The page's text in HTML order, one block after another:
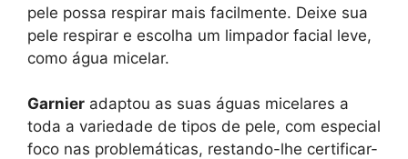
pele possa respirar mais facilmente. Deixe sua
pele respirar e escolha um limpador facial leve,
como água micelar.
Garnier adaptou as suas águas micelares a
toda a variedade de tipos de pele, com especial
foco nas problemáticas, restando-lhe certificar-